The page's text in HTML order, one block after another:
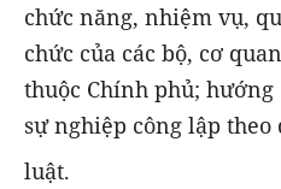
chức năng, nhiệm vụ,
chức của các bộ, cơ
thuộc Chính phủ;
sự nghiệp công lập
luật.